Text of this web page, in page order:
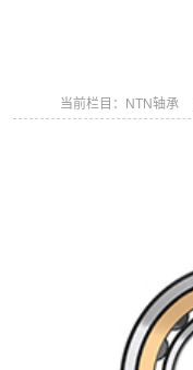
当前栏目：NTN轴承